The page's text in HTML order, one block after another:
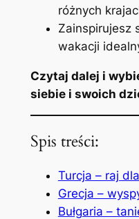
różnych
Zainspirujesz
wakacji
Czytaj dalej i
siebie i swoich
Spis treści:
Turcja – raj
Grecja –
Bułgaria –